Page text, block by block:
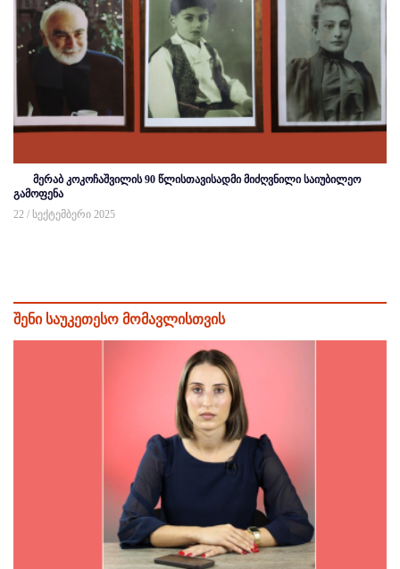
მერაბ კოკოჩაშვილის 90 წლისთავისადმი მიძღვნილი საიუბილეო
გამოფენა
22 / სექტემბერი 2025
შენი საუკეთესო მომავლისთვის